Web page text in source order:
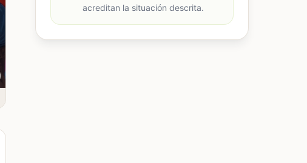
acreditan la situación descrita.